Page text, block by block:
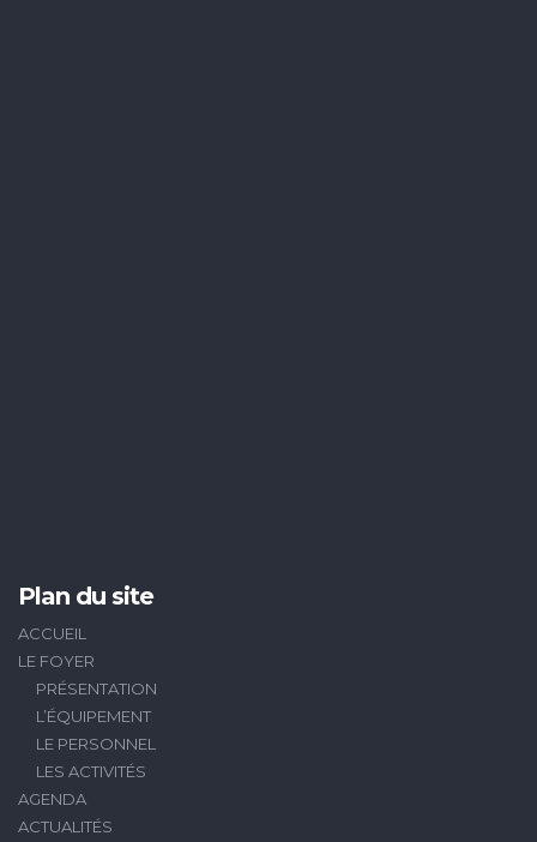
Plan du site
ACCUEIL
LE FOYER
PRÉSENTATION
L’ÉQUIPEMENT
LE PERSONNEL
LES ACTIVITÉS
AGENDA
ACTUALITÉS